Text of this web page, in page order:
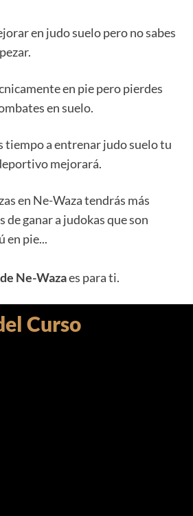
en judo suelo pero no sabes
en pie pero pierdes
en suelo.
tiempo a entrenar judo suelo tu
mejorará.
en Ne-Waza tendrás más
ganar a judokas que son
en pie...
Ne-Wazaes para ti.
Curso